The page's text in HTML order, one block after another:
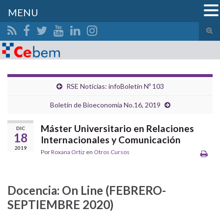
el
Search for:
RSE Noticias: infoBoletín Nº 103
Boletín de Bioeconomía No.16, 2019
DIC
18
2019
Máster Universitario en Relaciones
Internacionales y Comunicación
PorRoxana Ortiz en Otros Cursos
Docencia: On Line (FEBRERO-
SEPTIEMBRE 2020)
MENU